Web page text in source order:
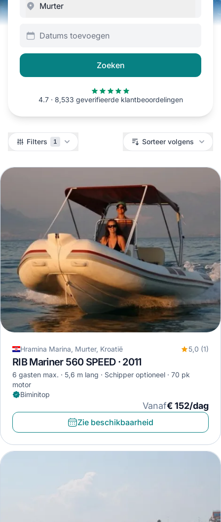
Datums toevoegen
Zoeken
4.7 · 8,533 geverifieerde klantbeoordelingen
Filters Filters 1 Sorteer volgens
Hramina Marina, Murter, Kroatië 5,0 (1)
RIB Mariner 560 SPEED · 2011
6 gasten max. 5,6 m lang Schipper optioneel
70 pk
motor
Biminitop
Vanaf€ 152/dag
Zie beschikbaarheid